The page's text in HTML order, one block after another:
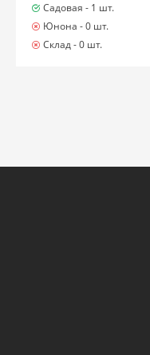
Садовая - 1 шт.
Юнона -0 шт.
Склад -0 шт.